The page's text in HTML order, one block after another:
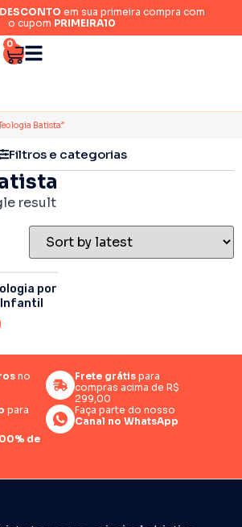
em sua primeira compra com
o cupom PRIMEIRA10
0
Batista”
Filtros e categorias
result
por
no
Frete grátispara
compras acima de R$
299,00
para
Faça parte do nosso
Canal no WhatsApp
de